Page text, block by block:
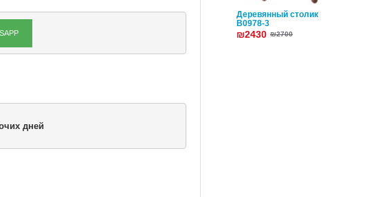
дней
Деревянный столик
B0978-3
₪2430 ₪2700